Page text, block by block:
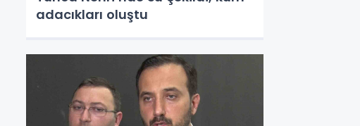
adacıkları oluştu